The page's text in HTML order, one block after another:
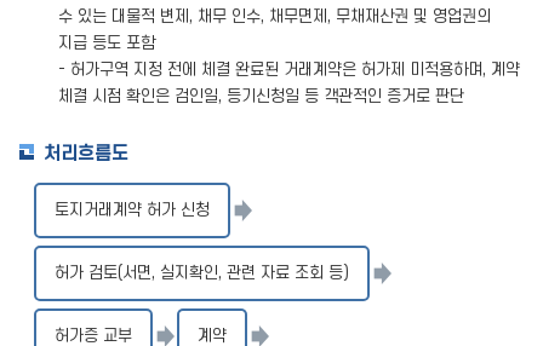
수 있는 대물적 변제, 채무 인수, 채무면제, 무채재산권 및 영업권의
지급 등도 포함
- 허가구역 지정 전에 체결 완료된 거래계약은 허가제 미적용하며, 계약
체결 시점 확인은 검인일, 등기신청일 등 객관적인 증거로 판단
처리흐름도
토지거래계약 허가 신청
허가 검토(서면, 실지확인, 관련 자료 조회 등)
허가증 교부 계약